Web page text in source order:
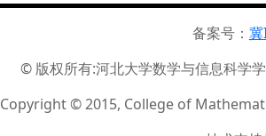
备案号：
© 版权所有:河北大学数学与信息科
Copyright © 2015, College of